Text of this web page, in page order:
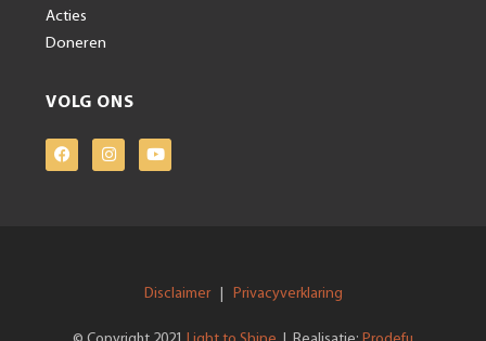
Acties
Doneren
VOLG ONS
Disclaimer Privacyverklaring